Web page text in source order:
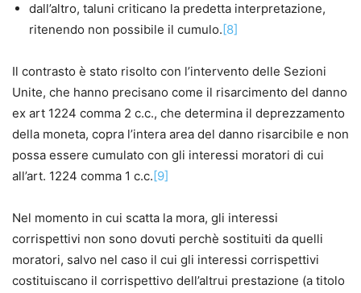
dall’altro, taluni criticano la predetta interpretazione,
ritenendo non possibile il cumulo.[8]
Il contrasto è stato risolto con l’intervento delle Sezioni
Unite, che hanno precisano come il risarcimento del danno
ex art 1224 comma 2 c.c., che determina il deprezzamento
della moneta, copra l’intera area del danno risarcibile e non
possa essere cumulato con gli interessi moratori di cui
all’art. 1224 comma 1 c.c.[9]
Nel momento in cui scatta la mora, gli interessi
corrispettivi non sono dovuti perchè sostituiti da quelli
moratori, salvo nel caso il cui gli interessi corrispettivi
costituiscano il corrispettivo dell’altrui prestazione (a titolo